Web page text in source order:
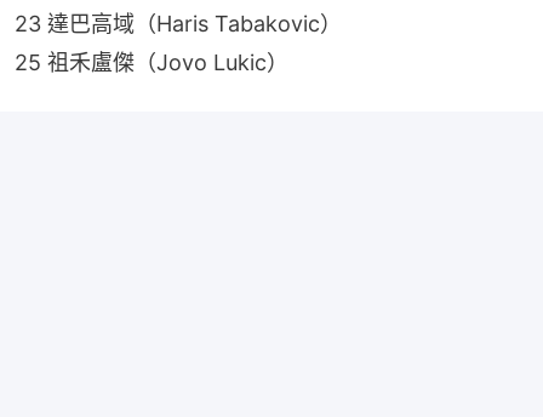
23 達巴高域（Haris Tabakovic）
25 祖禾盧傑（Jovo Lukic）